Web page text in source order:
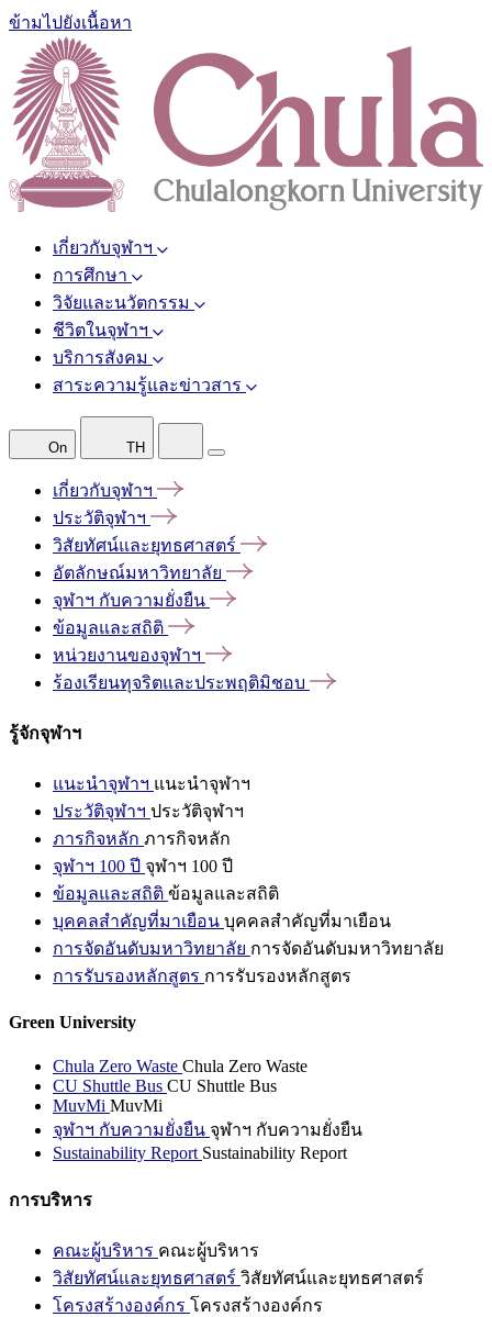
ข้ามไปยังเนื้อหา
เกี่ยวกับจุฬาฯ
การศึกษา
วิจัยและนวัตกรรม
ชีวิตในจุฬาฯ
บริการสังคม
สาระความรู้และข่าวสาร
On TH
เกี่ยวกับจุฬาฯ
ประวัติจุฬาฯ
วิสัยทัศน์และยุทธศาสตร์
อัตลักษณ์มหาวิทยาลัย
จุฬาฯ กับความยั่งยืน
ข้อมูลและสถิติ
หน่วยงานของจุฬาฯ
ร้องเรียนทุจริตและประพฤติมิชอบ
รู้จักจุฬาฯ
แนะนำจุฬาฯ แนะนำจุฬาฯ
ประวัติจุฬาฯ ประวัติจุฬาฯ
ภารกิจหลัก ภารกิจหลัก
จุฬาฯ 100 ปี จุฬาฯ 100 ปี
ข้อมูลและสถิติ ข้อมูลและสถิติ
บุคคลสำคัญที่มาเยือน บุคคลสำคัญที่มาเยือน
การจัดอันดับมหาวิทยาลัย การจัดอันดับมหาวิทยาลัย
การรับรองหลักสูตร การรับรองหลักสูตร
Green University
Chula Zero Waste Chula Zero Waste
CU Shuttle Bus CU Shuttle Bus
MuvMi MuvMi
จุฬาฯ กับความยั่งยืน จุฬาฯ กับความยั่งยืน
Sustainability Report Sustainability Report
การบริหาร
คณะผู้บริหาร คณะผู้บริหาร
วิสัยทัศน์และยุทธศาสตร์ วิสัยทัศน์และยุทธศาสตร์
โครงสร้างองค์กร โครงสร้างองค์กร